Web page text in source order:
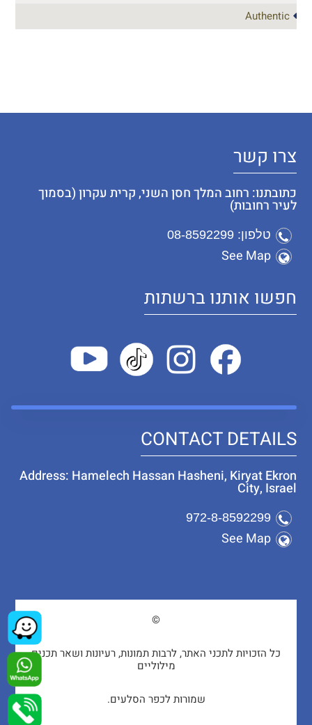
Authentic
צרו קשר
כתובתנו: רחוב המלך חסן השני, קרית עקרון (בסמוך
לעיר רחובות)
טלפון: 08-8592299
See Map
חפשו אותנו ברשתות
CONTACT DETAILS
Address: Hamelech Hassan Hasheni, Kiryat Ekron
City, Israel
972-8-8592299
See Map
©
כל הזכויות לתכני האתר, לרבות תמונות, רעיונות ושאר תכנים
מילוליים
שמורות לכפר הסלעים.